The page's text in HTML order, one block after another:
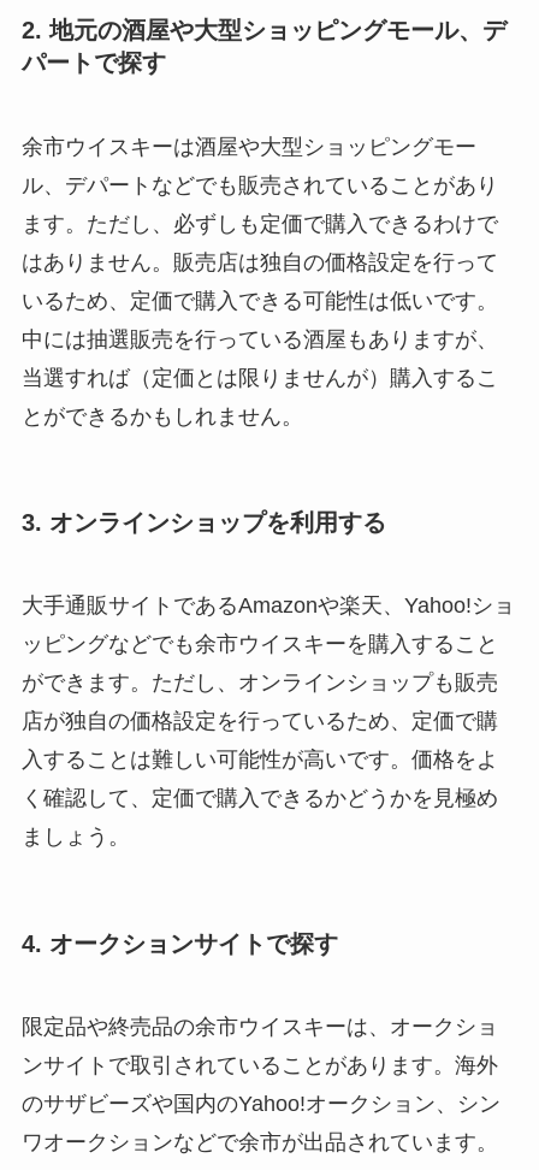
2. 地元の酒屋や大型ショッピングモール、デ
パートで探す
余市ウイスキーは酒屋や大型ショッピングモー
ル、デパートなどでも販売されていることがあり
ます。ただし、必ずしも定価で購入できるわけで
はありません。販売店は独自の価格設定を行って
いるため、定価で購入できる可能性は低いです。
中には抽選販売を行っている酒屋もありますが、
当選すれば（定価とは限りませんが）購入するこ
とができるかもしれません。
3. オンラインショップを利用する
大手通販サイトであるAmazonや楽天、Yahoo!ショ
ッピングなどでも余市ウイスキーを購入すること
ができます。ただし、オンラインショップも販売
店が独自の価格設定を行っているため、定価で購
入することは難しい可能性が高いです。価格をよ
く確認して、定価で購入できるかどうかを見極め
ましょう。
4. オークションサイトで探す
限定品や終売品の余市ウイスキーは、オークショ
ンサイトで取引されていることがあります。海外
のサザビーズや国内のYahoo!オークション、シン
ワオークションなどで余市が出品されています。